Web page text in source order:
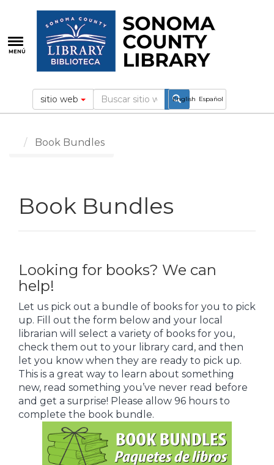
contenido
principal
MENÚ
English Español
sitio web
Book Bundles
Book Bundles
Looking for books? We can
help!
Let us pick out a bundle of books for you to pick
up. Fill out the form below and your local
librarian will select a variety of books for you,
check them out to your library card, and then
let you know when they are ready to pick up.
This is a great way to learn about something
new, read something you’ve never read before
and get a surprise! Please allow 96 hours to
complete the book bundle.